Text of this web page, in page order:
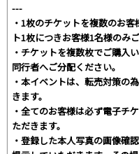
---
・1枚のチケットを複数のお
ト1枚につきお客様1名様のみ
・チケットを複数枚でご購入
同行者へご分配ください。
・本イベントは、転売対策の
きます。
・全てのお客様は必ず電子チ
ただきます。
・登録した本人写真の画像確